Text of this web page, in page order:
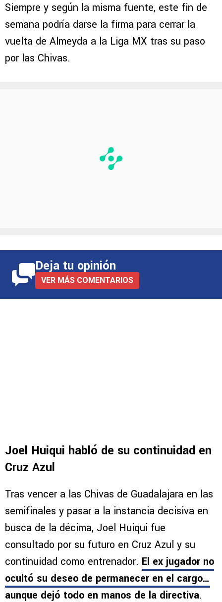
Siempre y según la misma fuente, este fin de
semana podría darse la firma para cerrar la
vuelta de Almeyda a la Liga MX tras su paso
por las Chivas.
Deja tu opinión
VER MÁS COMENTARIOS
Joel Huiqui habló de su continuidad en
Cruz Azul
Tras vencer a las Chivas de Guadalajara en las
semifinales y pasar a la instancia decisiva en
busca de la décima, Joel Huiqui fue
consultado por su futuro en Cruz Azul y su
continuidad como entrenador. El ex jugador no
ocultó su deseo de permanecer en el cargo…
aunque dejó todo en manos de la directiva.